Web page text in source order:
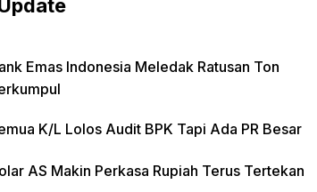
Emas Indonesia Meledak Ratusan Ton
K/L Lolos Audit BPK Tapi Ada PR Besar
AS Makin Perkasa Rupiah Terus Tertekan